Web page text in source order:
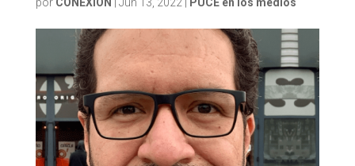
por CONEXION Jun 13, 2022| PUCE en los medios